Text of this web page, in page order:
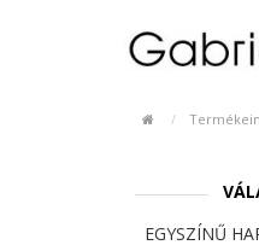
EGYSZÍNŰ